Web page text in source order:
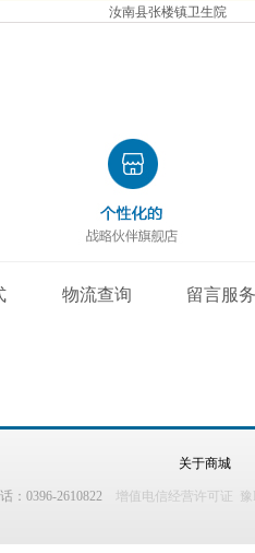
汝南县张楼镇卫生院
物流查询 留言服务
关于商城
0396-2610822 增值电信经营许可证 豫